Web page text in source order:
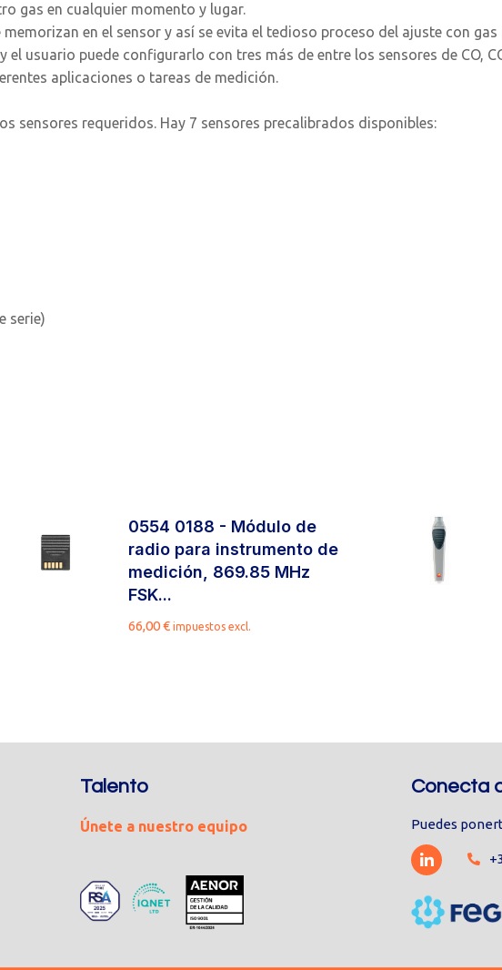
gas en cualquier momento y lugar.
en el sensor y así se evita el tedioso proceso del ajuste con
usuario puede configurarlo con tres más de entre los sensores de CO,
aplicaciones o tareas de medición.
sensores requeridos. Hay 7 sensores precalibrados disponibles:
serie)
0554 0188 - Módulo de
radio para instrumento de
medición, 869.85 MHz
FSK...
66,00€ impuestos excl.
Talento
Únete a nuestro equipo
Conecta
Puedes